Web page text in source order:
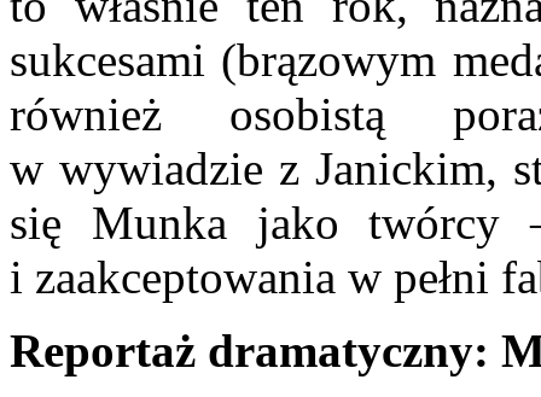
sukcesami (brązowym
również osobistą
w wywiadzie z Janickim,
się Munka jako twórcy
i zaakceptowania w pełni
Reportaż dramatyczny: